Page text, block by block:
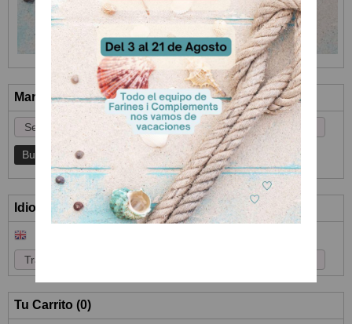
Marcas
Idioma
Tu Carrito (0)